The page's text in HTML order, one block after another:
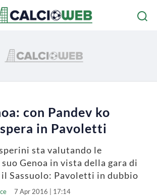
con Pandev ko
in Pavoletti
sta valutando le
Genoa in vista della gara di
Sassuolo: Pavoletti in dubbio
7 Apr 2016 | 17:14